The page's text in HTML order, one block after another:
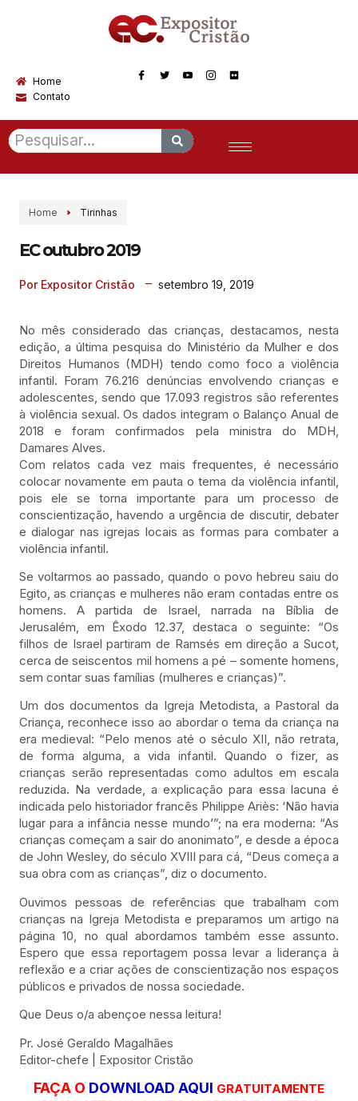
Home
Contato
Home Tirinhas
EC outubro 2019
Por Expositor Cristão setembro 19, 2019
No mês considerado das crianças, destacamos, nesta
edição, a última pesquisa do Ministério da Mulher e dos
Direitos Humanos (MDH) tendo como foco a violência
infantil. Foram 76.216 denúncias envolvendo crianças e
adolescentes, sendo que 17.093 registros são referentes
à violência sexual. Os dados integram o Balanço Anual de
2018 e foram confirmados pela ministra do MDH,
Damares Alves.
Com relatos cada vez mais frequentes, é necessário
colocar novamente em pauta o tema da violência infantil,
pois ele se torna importante para um processo de
conscientização, havendo a urgência de discutir, debater
e dialogar nas igrejas locais as formas para combater a
violência infantil.
Se voltarmos ao passado, quando o povo hebreu saiu do
Egito, as crianças e mulheres não eram contadas entre os
homens. A partida de Israel, narrada na Bíblia de
Jerusalém, em Êxodo 12.37, destaca o seguinte: “Os
filhos de Israel partiram de Ramsés em direção a Sucot,
cerca de seiscentos mil homens a pé – somente homens,
sem contar suas famílias (mulheres e crianças)”.
Um dos documentos da Igreja Metodista, a Pastoral da
Criança, reconhece isso ao abordar o tema da criança na
era medieval: “Pelo menos até o século XII, não retrata,
de forma alguma, a vida infantil. Quando o fizer, as
crianças serão representadas como adultos em escala
reduzida. Na verdade, a explicação para essa lacuna é
indicada pelo historiador francês Philippe Ariès: ‘Não havia
lugar para a infância nesse mundo’”; na era moderna: “As
crianças começam a sair do anonimato”, e desde a época
de John Wesley, do século XVIII para cá, “Deus começa a
sua obra com as crianças”, diz o documento.
Ouvimos pessoas de referências que trabalham com
crianças na Igreja Metodista e preparamos um artigo na
página 10, no qual abordamos também esse assunto.
Espero que essa reportagem possa levar a liderança à
reflexão e a criar ações de conscientização nos espaços
públicos e privados de nossa sociedade.
Que Deus o/a abençoe nessa leitura!
Pr. José Geraldo Magalhães
Editor-chefe | Expositor Cristão
FAÇA O DOWNLOAD AQUI GRATUITAMENTE